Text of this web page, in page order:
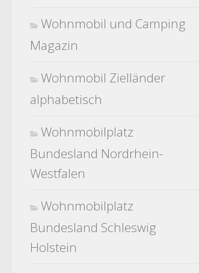
Wohnmobil und Camping
Magazin
Wohnmobil Zielländer
alphabetisch
Wohnmobilplatz
Bundesland Nordrhein-
Westfalen
Wohnmobilplatz
Bundesland Schleswig
Holstein